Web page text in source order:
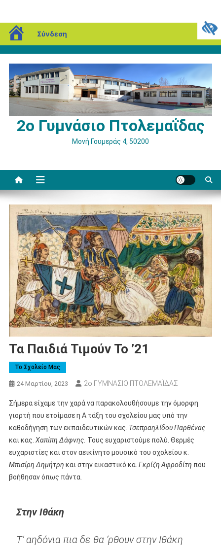
blogs.sch.gr
Σύνδεση
Μεταπηδήστε
στο
περιεχόμενο
2ο Γυμνάσιο Πτολεμαΐδας
Μονή Γουμεράς 4, 50200
Τα Παιδιά Τιμούν Το ’21
Το Σχολείο Μας
24 Μαρτίου, 2023 2ο ΓΥΜΝΑΣΙΟ ΠΤΟΛΕΜΑΪΔΑΣ
Σήμερα είχαμε την χαρά να παρακολουθήσουμε την όμορφη
γιορτή που ετοίμασε η Α τάξη του σχολείου μας υπό την
καθοδήγηση των εκπαιδευτικών κας. Τσεπραηλίδου Παρθένας
και κας. Χαπίπη Δάφνης. Τους ευχαριστούμε πολύ. Θερμές
ευχαριστίες και στον αεικίνητο μουσικό του σχολείου κ.
Μπισίρη Δημήτρη και στην εικαστικό κα. Γκρίζη Αφροδίτη που
βοήθησαν όπως πάντα.
Στην Ιθάκη
Τ’ αηδόνια πια δε θα ‘ρθουν στην Ιθάκη